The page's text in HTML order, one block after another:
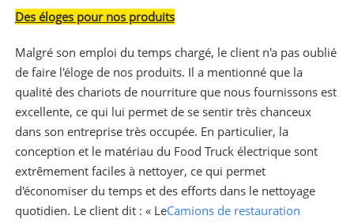
Des éloges pour nos produits
Malgré son emploi du temps chargé, le client n'a pas oublié
de faire l'éloge de nos produits. Il a mentionné que la
qualité des chariots de nourriture que nous fournissons est
excellente, ce qui lui permet de se sentir très chanceux
dans son entreprise très occupée. En particulier, la
conception et le matériau du Food Truck électrique sont
extrêmement faciles à nettoyer, ce qui permet
d'économiser du temps et des efforts dans le nettoyage
quotidien. Le client dit : « LeCamions de restauration